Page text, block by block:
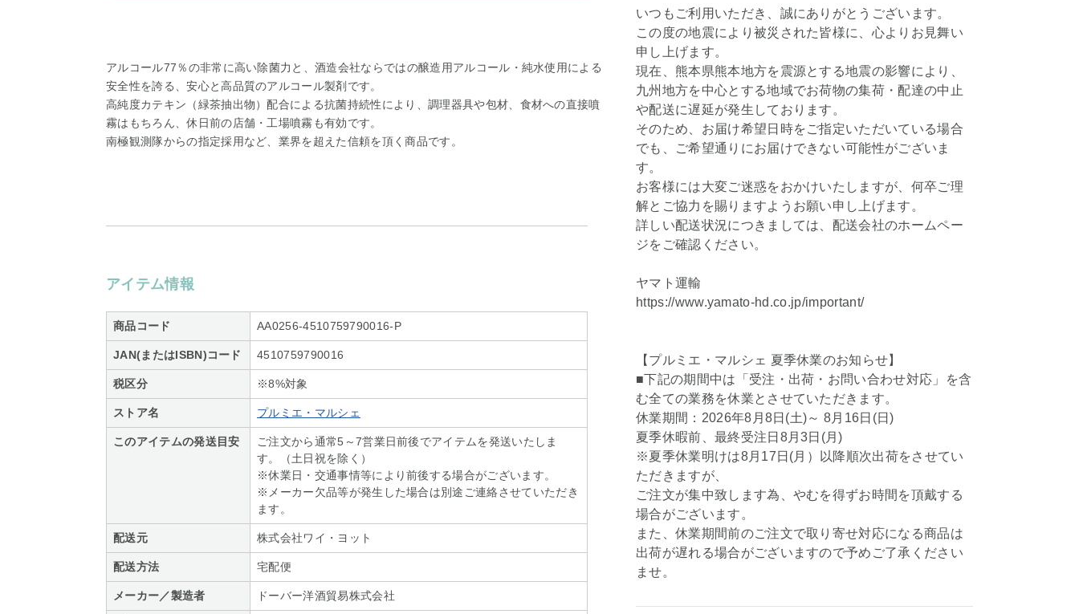
アルコール77％の非常に高い除菌力と、酒造会社ならではの醸造用アルコール・純水使用による
安全性を誇る、安心と高品質のアルコール製剤です。
高純度カテキン（緑茶抽出物）配合による抗菌持続性により、調理器具や包材、食材への直接噴
霧はもちろん、休日前の店舗・工場噴霧も有効です。
南極観測隊からの指定採用など、業界を超えた信頼を頂く商品です。
アイテム情報
商品コード AA0256-4510759790016-P
JAN(またはISBN)コード 4510759790016
税区分 ※8%対象
ストア名 プルミエ・マルシェ
このアイテムの発送目安
ご注文から通常5～7営業日前後でアイテムを発送いたしま
す。（土日祝を除く）
※休業日・交通事情等により前後する場合がございます。
※メーカー欠品等が発生した場合は別途ご連絡させていただき
ます。
配送元 株式会社ワイ・ヨット
配送方法 宅配便
メーカー／製造者 ドーバー洋酒貿易株式会社
いつもご利用いただき、誠にありがとうございます。
この度の地震により被災された皆様に、心よりお見舞い
申し上げます。
現在、熊本県熊本地方を震源とする地震の影響により、
九州地方を中心とする地域でお荷物の集荷・配達の中止
や配送に遅延が発生しております。
そのため、お届け希望日時をご指定いただいている場合
でも、ご希望通りにお届けできない可能性がございま
す。
お客様には大変ご迷惑をおかけいたしますが、何卒ご理
解とご協力を賜りますようお願い申し上げます。
詳しい配送状況につきましては、配送会社のホームペー
ジをご確認ください。
ヤマト運輸
https://www.yamato-hd.co.jp/important/
【プルミエ・マルシェ 夏季休業のお知らせ】
■下記の期間中は「受注・出荷・お問い合わせ対応」を含
む全ての業務を休業とさせていただきます。
休業期間：2026年8月8日(土)～ 8月16日(日)
夏季休暇前、最終受注日8月3日(月)
※夏季休業明けは8月17日(月）以降順次出荷をさせてい
ただきますが、
ご注文が集中致します為、やむを得ずお時間を頂戴する
場合がございます。
また、休業期間前のご注文で取り寄せ対応になる商品は
出荷が遅れる場合がございますので予めご了承ください
ませ。